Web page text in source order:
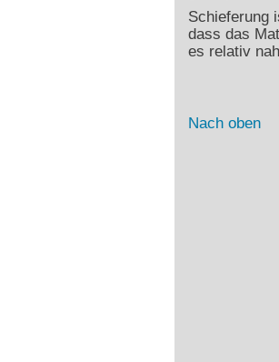
Schieferung
dass das
es relativ
Nach oben